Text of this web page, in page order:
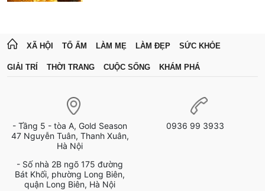
XÃ HỘI TỔ ẤM LÀM MẸ LÀM ĐẸP SỨC KHỎE
GIẢI TRÍ THỜI TRANG CUỘC SỐNG KHÁM PHÁ
- Tầng 5 - tòa A, Gold Season
47 Nguyễn Tuân, Thanh Xuân,
Hà Nội
- Số nhà 2B ngõ 175 đường
Bát Khối, phường Long Biên,
quận Long Biên, Hà Nội
0936 99 3933